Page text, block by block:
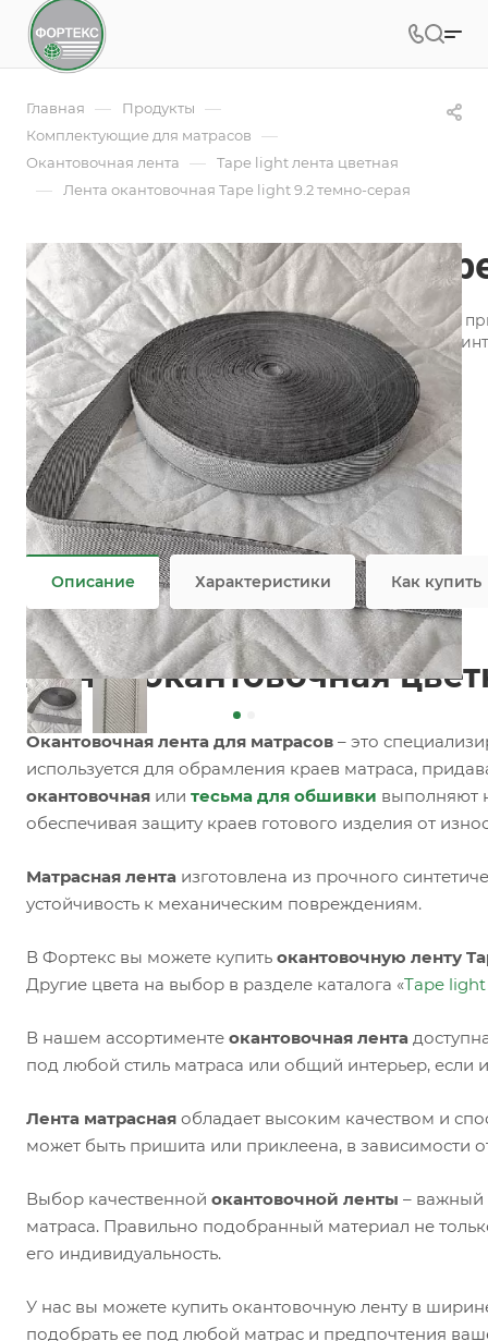
Главная — Продукты —
Комплектующие для матрасов —
Окантовочная лента — Tape light лента цветная
— Лента окантовочная Tape light 9.2 темно-серая
Лента окантовочная
Лента окантовочная - это необходимая составляющая
производства, пошива аксессуаров для оформления
Подробности
Заказать
Задать вопрос
Возможны дополнительные опции
Не является публичной офертой
Описание Характеристики Как купить
Лента окантовочная
Окантовочная лента для матрасов – это
используется для обрамления краев матраса,
окантовочная или тесьма для обшивки выполняют
обеспечивая защиту краев готового изделия от
Матрасная лента изготовлена из прочного
устойчивость к механическим повреждениям.
В Фортекс вы можете купить окантовочную ленту
Другие цвета на выбор в разделе каталога «Tape light
В нашем ассортименте окантовочная лента
под любой стиль матраса или общий интерьер, если
Лента матрасная обладает высоким качеством и
может быть пришита или приклеена, в зависимости
Выбор качественной окантовочной ленты – важный
матраса. Правильно подобранный материал не
его индивидуальность.
У нас вы можете купить окантовочную ленту в
подобрать ее под любой матрас и предпочтения